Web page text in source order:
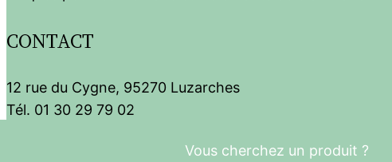
Vous cherchez un produit ?
CONTACT
12 rue du Cygne, 95270 Luzarches
Tél. 01 30 29 79 02